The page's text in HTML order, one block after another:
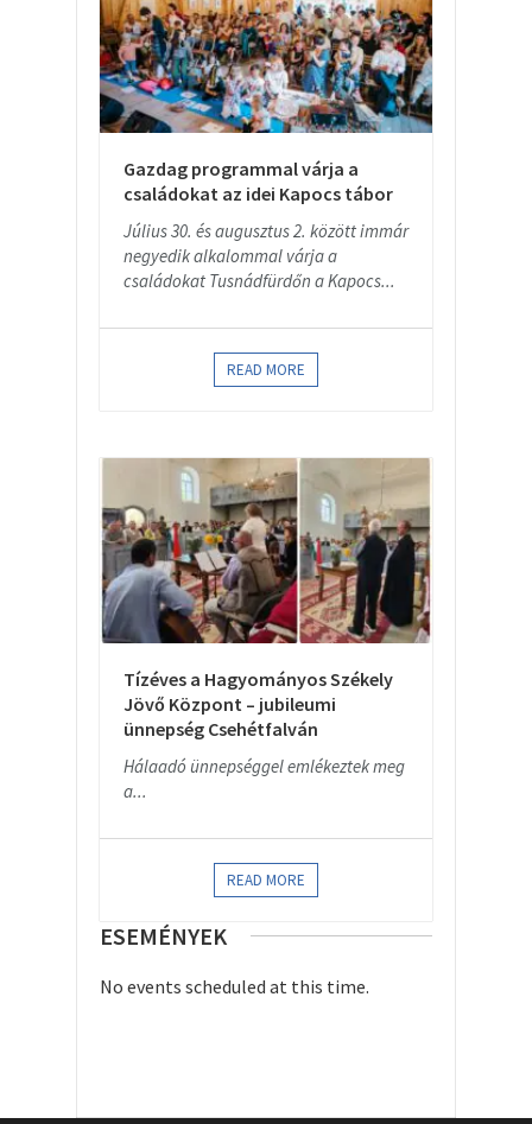
Gazdag programmal várja a
családokat az idei Kapocs tábor
Július 30. és augusztus 2. között immár
negyedik alkalommal várja a
családokat Tusnádfürdőn a Kapocs...
READ MORE
Tízéves a Hagyományos Székely
Jövő Központ – jubileumi
ünnepség Csehétfalván
Hálaadó ünnepséggel emlékeztek meg
a...
READ MORE
ESEMÉNYEK
No events scheduled at this time.